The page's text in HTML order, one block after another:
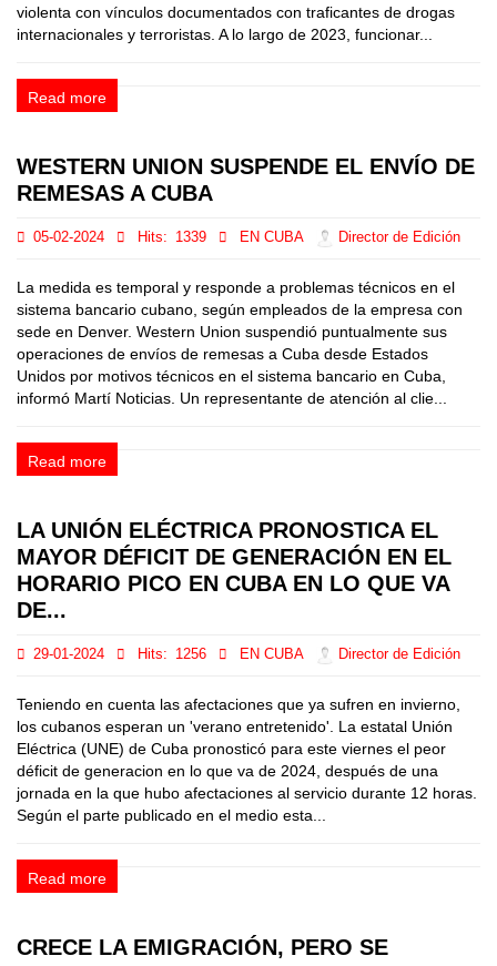
violenta con vínculos documentados con traficantes de drogas
internacionales y terroristas. A lo largo de 2023, funcionar...
Read more
WESTERN UNION SUSPENDE EL ENVÍO DE
REMESAS A CUBA
05-02-2024 Hits: 1339 EN CUBA Director de Edición
La medida es temporal y responde a problemas técnicos en el
sistema bancario cubano, según empleados de la empresa con
sede en Denver. Western Union suspendió puntualmente sus
operaciones de envíos de remesas a Cuba desde Estados
Unidos por motivos técnicos en el sistema bancario en Cuba,
informó Martí Noticias. Un representante de atención al clie...
Read more
LA UNIÓN ELÉCTRICA PRONOSTICA EL
MAYOR DÉFICIT DE GENERACIÓN EN EL
HORARIO PICO EN CUBA EN LO QUE VA
DE...
29-01-2024 Hits: 1256 EN CUBA Director de Edición
Teniendo en cuenta las afectaciones que ya sufren en invierno,
los cubanos esperan un 'verano entretenido'. La estatal Unión
Eléctrica (UNE) de Cuba pronosticó para este viernes el peor
déficit de generacion en lo que va de 2024, después de una
jornada en la que hubo afectaciones al servicio durante 12 horas.
Según el parte publicado en el medio esta...
Read more
CRECE LA EMIGRACIÓN, PERO SE